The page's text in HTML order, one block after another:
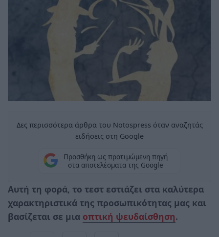
Δες περισσότερα άρθρα του Notospress όταν αναζητάς
ειδήσεις στη Google
Προσθήκη ως προτιμώμενη πηγή
στα αποτελέσματα της Google
Αυτή τη φορά, το τεστ εστιάζει στα καλύτερα
χαρακτηριστικά της προσωπικότητας μας και
βασίζεται σε μια οπτική ψευδαίσθηση.